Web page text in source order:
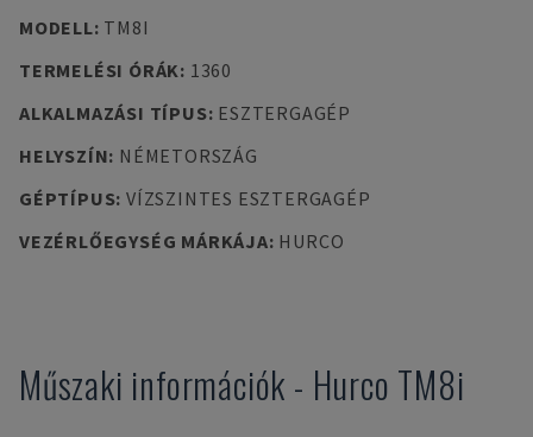
MODELL: TM8I
TERMELÉSI ÓRÁK: 1360
ALKALMAZÁSI TÍPUS: ESZTERGAGÉP
HELYSZÍN: NÉMETORSZÁG
GÉPTÍPUS: VÍZSZINTES ESZTERGAGÉP
VEZÉRLŐEGYSÉG MÁRKÁJA: HURCO
Műszaki információk - Hurco TM8i